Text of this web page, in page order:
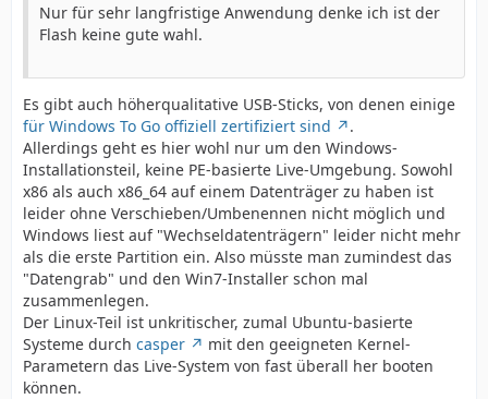
Nur für sehr langfristige Anwendung denke ich ist der
Flash keine gute wahl.
Es gibt auch höherqualitative USB-Sticks, von denen einige
für Windows To Go offiziell zertifiziert sind
.
Allerdings geht es hier wohl nur um den Windows-
Installationsteil, keine PE-basierte Live-Umgebung. Sowohl
x86 als auch x86_64 auf einem Datenträger zu haben ist
leider ohne Verschieben/Umbenennen nicht möglich und
Windows liest auf "Wechseldatenträgern" leider nicht mehr
als die erste Partition ein. Also müsste man zumindest das
"Datengrab" und den Win7-Installer schon mal
zusammenlegen.
Der Linux-Teil ist unkritischer, zumal Ubuntu-basierte
Systeme durch casper
mit den geeigneten Kernel-
Parametern das Live-System von fast überall her booten
können.